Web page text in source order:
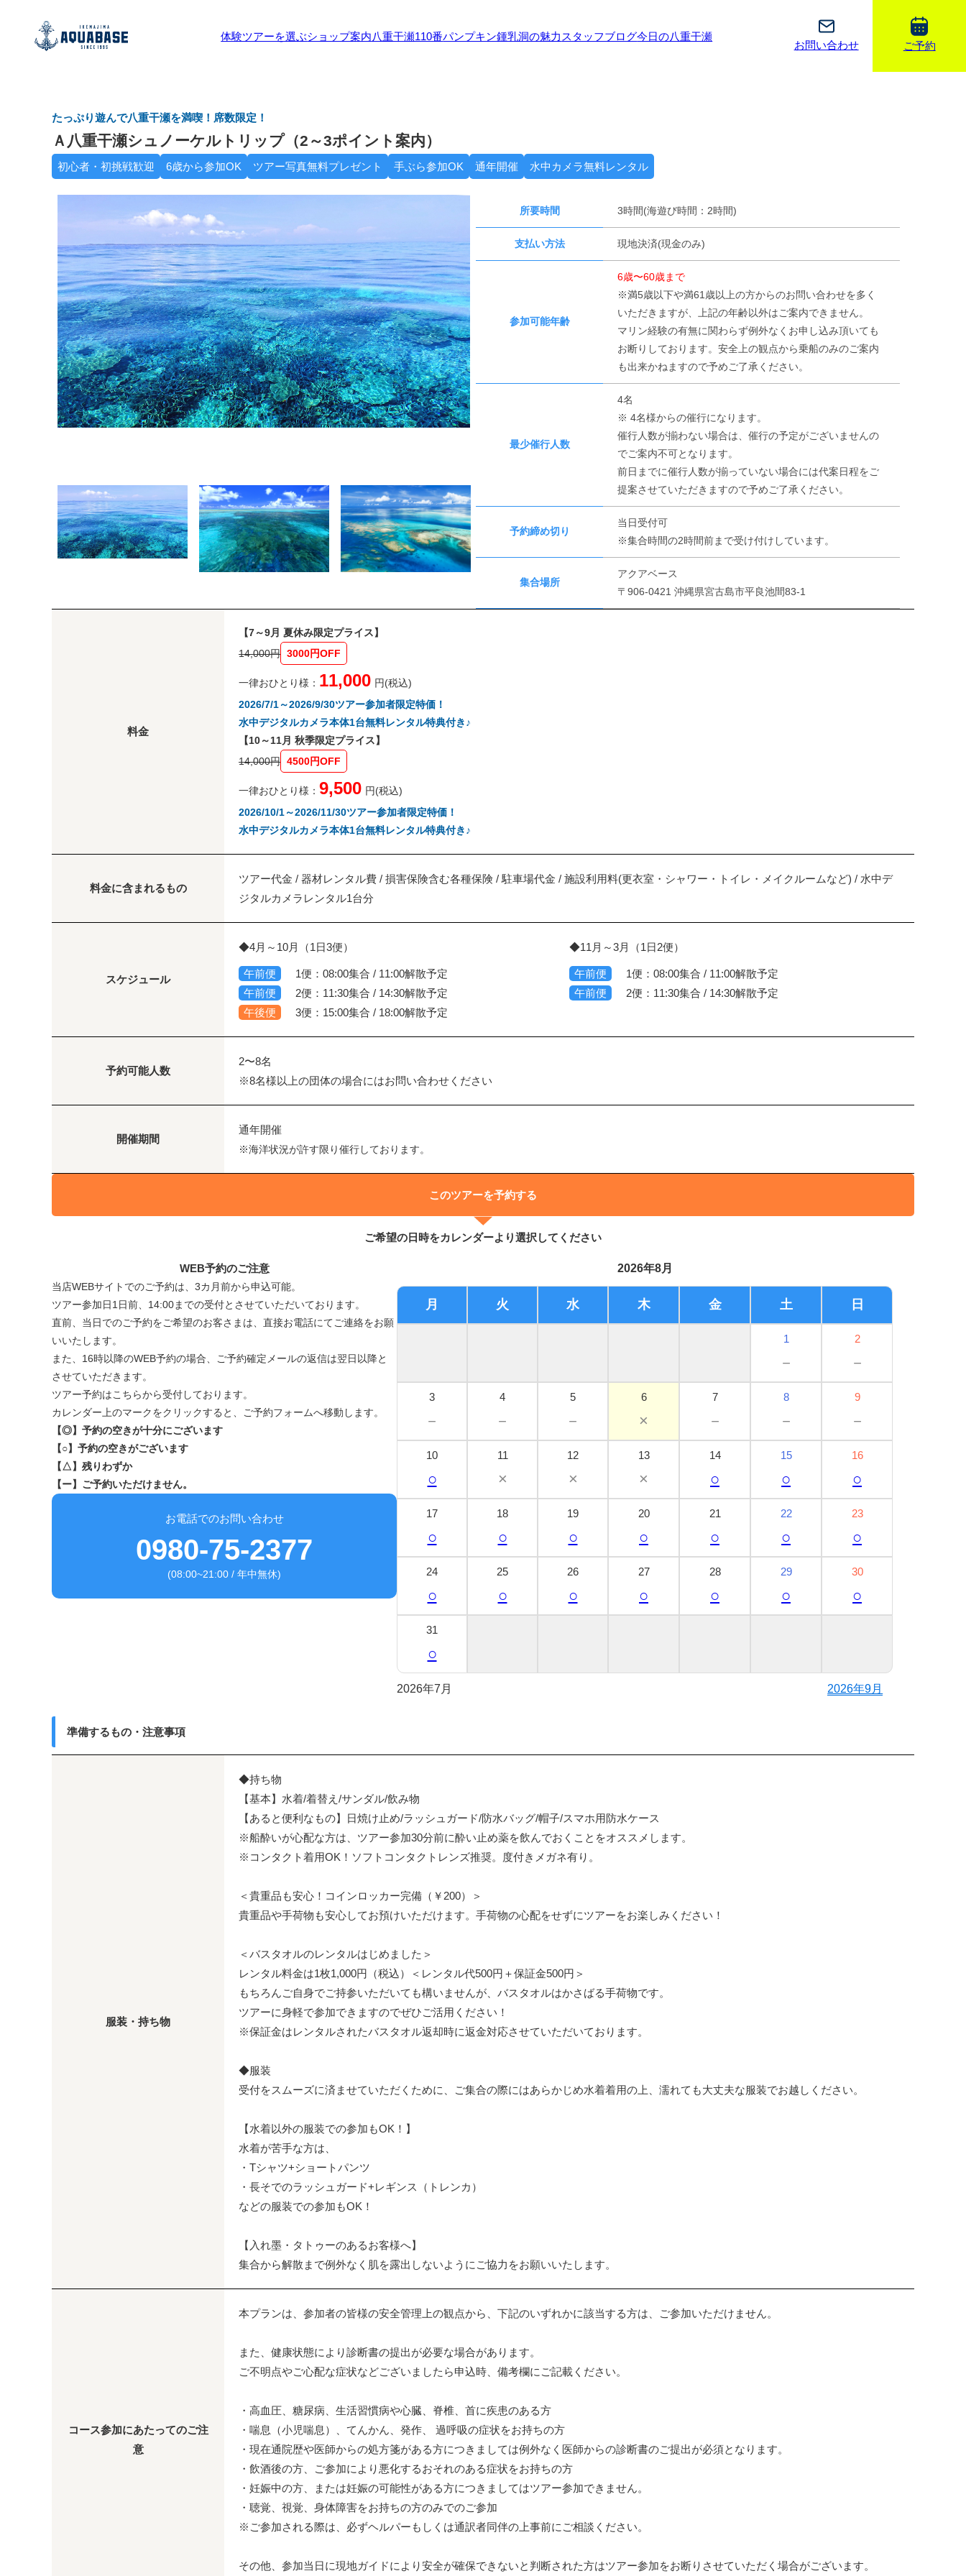
体験ツアーを選ぶショップ案内八重干瀬110番パンプキン鍾乳洞の魅力 スタッフブログ今日の八重干瀬
お問い合わせ ご予約
たっぷり遊んで八重干瀬を満喫！席数限定！
Ａ八重干瀬シュノーケルトリップ（2～3ポイント案内）
初心者・初挑戦歓迎 6歳から参加OK ツアー写真無料プレゼント 手ぶら参加OK 通年開催 水中カメラ無料レンタル
所要時間 3時間(海遊び時間：2時間)
支払い方法 現地決済(現金のみ)
参加可能年齢
6歳〜60歳まで
※満5歳以下や満61歳以上の方からのお問い合わせを多く
いただきますが、上記の年齢以外はご案内できません。
マリン経験の有無に関わらず例外なくお申し込み頂いても
お断りしております。安全上の観点から乗船のみのご案内
も出来かねますので予めご了承ください。
最少催行人数
4名
※ 4名様からの催行になります。
催行人数が揃わない場合は、催行の予定がございませんの
でご案内不可となります。
前日までに催行人数が揃っていない場合には代案日程をご
提案させていただきますので予めご了承ください。
予約締め切り
当日受付可
※集合時間の2時間前まで受け付けしています。
集合場所
アクアベース
〒906-0421 沖縄県宮古島市平良池間83-1
料金
【7～9月 夏休み限定プライス】
14,000円 3000円OFF
一律おひとり様： 11,000 円(税込)
2026/7/1～2026/9/30ツアー参加者限定特価！
水中デジタルカメラ本体1台無料レンタル特典付き♪
【10～11月 秋季限定プライス】
14,000円 4500円OFF
一律おひとり様： 9,500 円(税込)
2026/10/1～2026/11/30ツアー参加者限定特価！
水中デジタルカメラ本体1台無料レンタル特典付き♪
料金に含まれるもの
ツアー代金 / 器材レンタル費 / 損害保険含む各種保険 / 駐車場代金 / 施設利用料(更衣室・シャワー・トイレ・メイクルームなど) / 水中デ
ジタルカメラレンタル1台分
スケジュール
◆4月～10月（1日3便）
午前便
1便：08:00集合 / 11:00解散予定
午前便
2便：11:30集合 / 14:30解散予定
午後便
3便：15:00集合 / 18:00解散予定
◆11月～3月（1日2便）
午前便
1便：08:00集合 / 11:00解散予定
午前便
2便：11:30集合 / 14:30解散予定
予約可能人数
2〜8名
※8名様以上の団体の場合にはお問い合わせください
開催期間
通年開催
※海洋状況が許す限り催行しております。
このツアーを予約する
ご希望の日時をカレンダーより選択してください
WEB予約のご注意
当店WEBサイトでのご予約は、3カ月前から申込可能。
ツアー参加日1日前、14:00までの受付とさせていただいております。
直前、当日でのご予約をご希望のお客さまは、直接お電話にてご連絡をお願
いいたします。
また、16時以降のWEB予約の場合、ご予約確定メールの返信は翌日以降と
させていただきます。
ツアー予約はこちらから受付しております。
カレンダー上のマークをクリックすると、ご予約フォームへ移動します。
【◎】予約の空きが十分にございます
【○】予約の空きがございます
【△】残りわずか
【ー】ご予約いただけません。
お電話でのお問い合わせ
0980-75-2377
(08:00~21:00 / 年中無休)
2026年8月
月 火 水 木 金 土 日
1
－
2
－
3
－
4
－
5
－
6
×
7
－
8
－
9
－
10
○
11
×
12
×
13
×
14
○
15
○
16
○
17
○
18
○
19
○
20
○
21
○
22
○
23
○
24
○
25
○
26
○
27
○
28
○
29
○
30
○
31
○
2026年7月 2026年9月
準備するもの・注意事項
服装・持ち物
◆持ち物
【基本】水着/着替え/サンダル/飲み物
【あると便利なもの】日焼け止め/ラッシュガード/防水バッグ/帽子/スマホ用防水ケース
※船酔いが心配な方は、ツアー参加30分前に酔い止め薬を飲んでおくことをオススメします。
※コンタクト着用OK！ソフトコンタクトレンズ推奨。度付きメガネ有り。
＜貴重品も安心！コインロッカー完備（￥200）＞
貴重品や手荷物も安心してお預けいただけます。手荷物の心配をせずにツアーをお楽しみください！
＜バスタオルのレンタルはじめました＞
レンタル料金は1枚1,000円（税込）＜レンタル代500円＋保証金500円＞
もちろんご自身でご持参いただいても構いませんが、バスタオルはかさばる手荷物です。
ツアーに身軽で参加できますのでぜひご活用ください！
※保証金はレンタルされたバスタオル返却時に返金対応させていただいております。
◆服装
受付をスムーズに済ませていただくために、ご集合の際にはあらかじめ水着着用の上、濡れても大丈夫な服装でお越しください。
【水着以外の服装での参加もOK！】
水着が苦手な方は、
・Tシャツ+ショートパンツ
・長そでのラッシュガード+レギンス（トレンカ）
などの服装での参加もOK！
【入れ墨・タトゥーのあるお客様へ】
集合から解散まで例外なく肌を露出しないようにご協力をお願いいたします。
コース参加にあたってのご注
意
本プランは、参加者の皆様の安全管理上の観点から、下記のいずれかに該当する方は、ご参加いただけません。
また、健康状態により診断書の提出が必要な場合があります。
ご不明点やご心配な症状などございましたら申込時、備考欄にご記載ください。
・高血圧、糖尿病、生活習慣病や心臓、脊椎、首に疾患のある方
・喘息（小児喘息）、てんかん、発作、 過呼吸の症状をお持ちの方
・現在通院歴や医師からの処方箋がある方につきましては例外なく医師からの診断書のご提出が必須となります。
・飲酒後の方、ご参加により悪化するおそれのある症状をお持ちの方
・妊娠中の方、または妊娠の可能性がある方につきましてはツアー参加できません。
・聴覚、視覚、身体障害をお持ちの方のみでのご参加
※ご参加される際は、必ずヘルパーもしくは通訳者同伴の上事前にご相談ください。
その他、参加当日に現地ガイドにより安全が確保できないと判断された方はツアー参加をお断りさせていただく場合がございます。